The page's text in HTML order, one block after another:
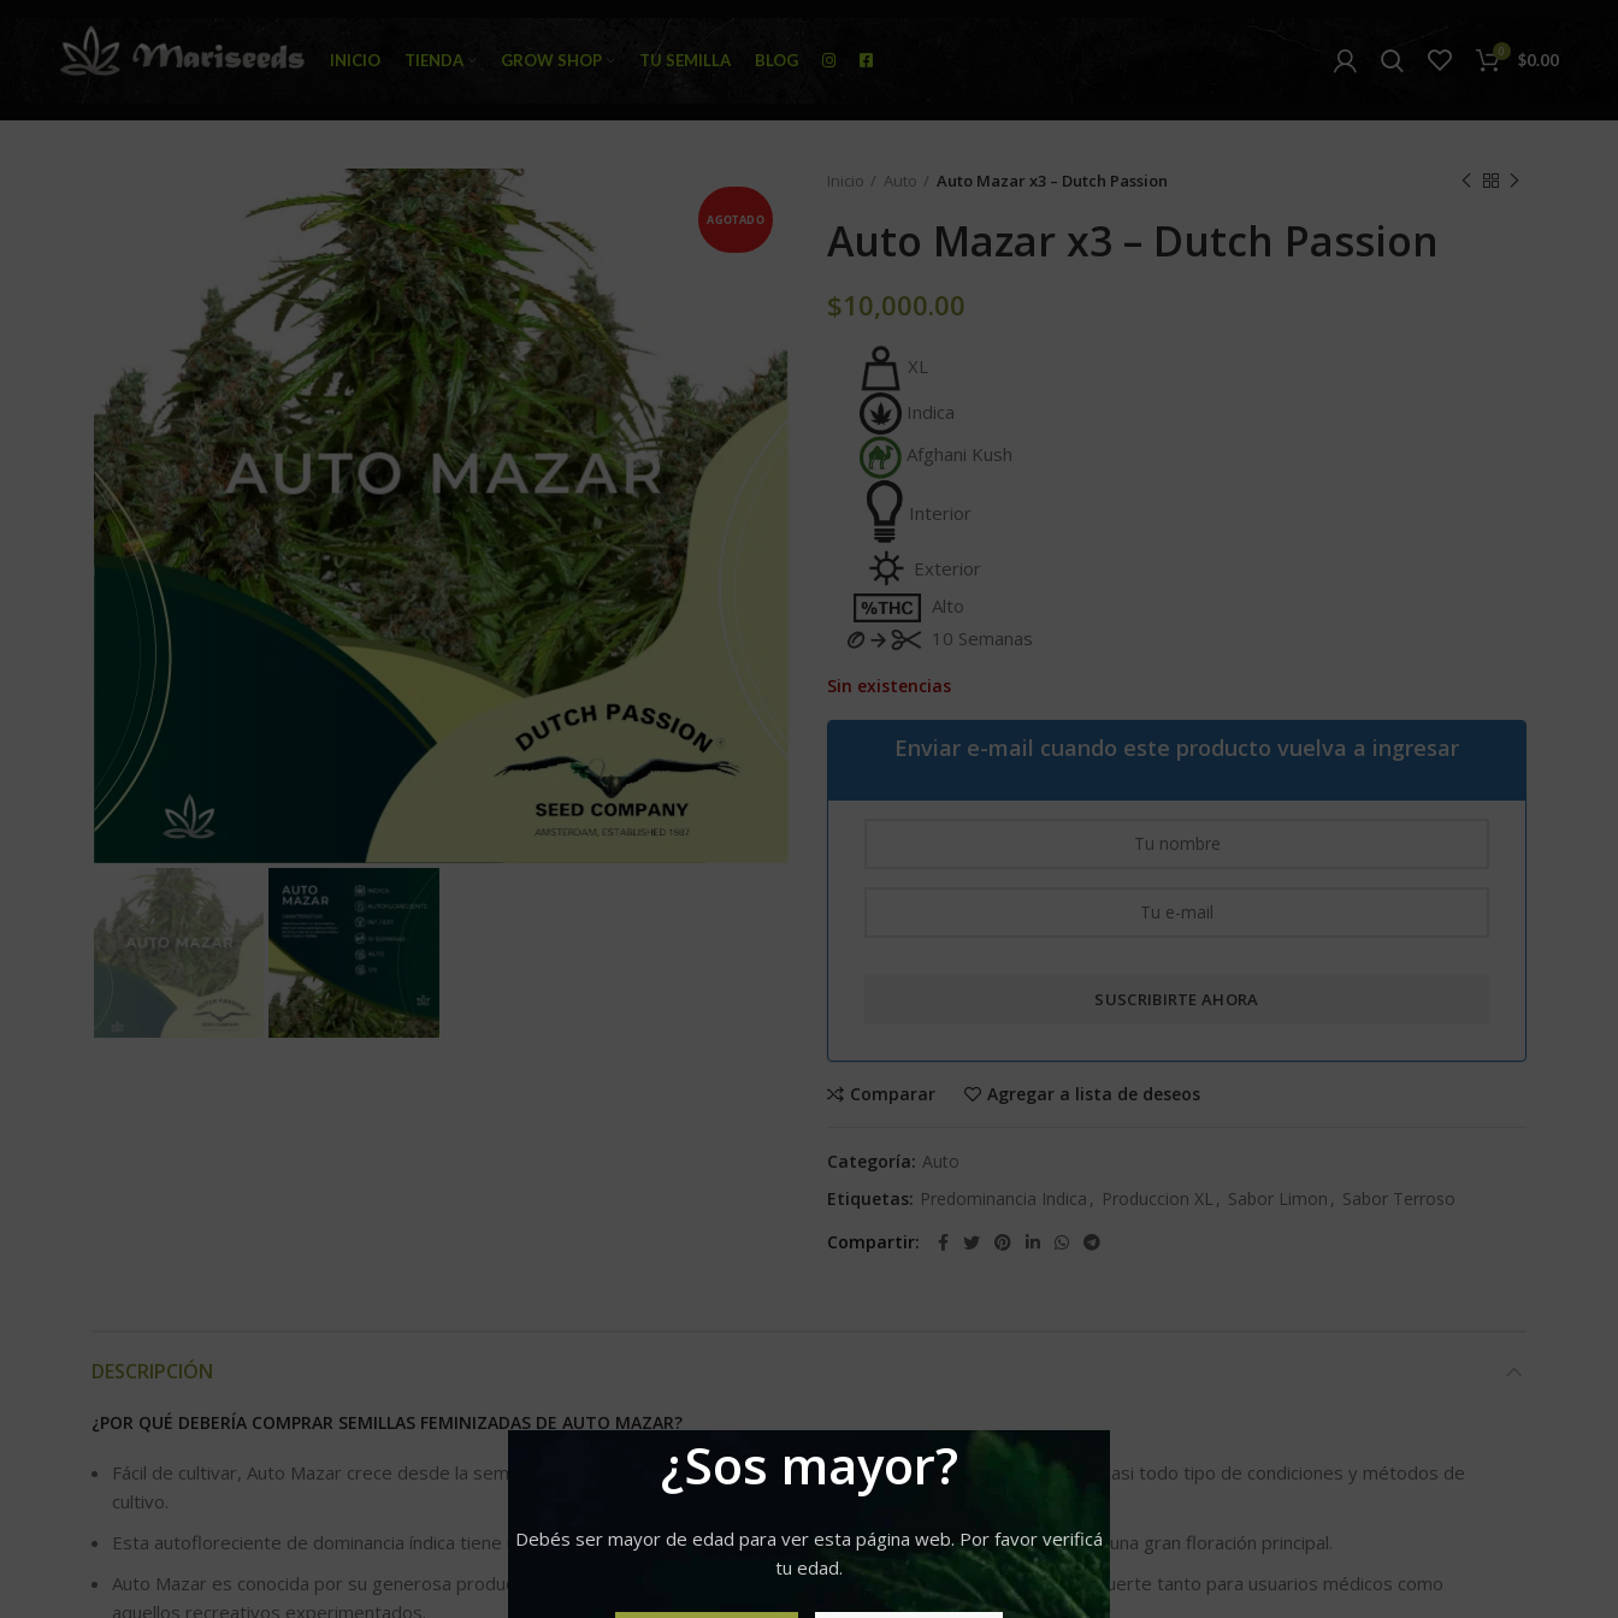
¿Sos mayor?
Debés ser mayor de edad para ver esta página web. Por favor verificá
tu edad.
INICIO TIENDA GROW SHOP TU SEMILLA BLOG 0 $0.00
AGOTADO
Inicio Auto Auto Mazar x3 – Dutch Passion
Auto Mazar x3 – Dutch Passion
$10,000.00
XL
Indica
Afghani Kush
Interior
Exterior
Alto
10 Semanas
Sin existencias
Enviar e-mail cuando este producto vuelva a ingresar
Comparar Agregar a lista de deseos
Categoría: Auto
Etiquetas: Predominancia Indica , Produccion XL , Sabor Limon , Sabor Terroso
Compartir
DESCRIPCIÓN
¿POR QUÉ DEBERÍA COMPRAR SEMILLAS FEMINIZADAS DE AUTO MAZAR?
Fácil de cultivar, Auto Mazar crece desde la semilla hasta la cosecha en aproximadamente 10 semanas. Crece rápido en casi todo tipo de condiciones y métodos de
cultivo.
Esta autofloreciente de dominancia índica tiene un desarrollo vigoroso con muchas ramas laterales gruesas y pesadas y una gran floración principal.
Auto Mazar es conocida por su generosa producción y su alta calidad, con un efecto potente que es lo suficientemente fuerte tanto para usuarios médicos como
aquellos recreativos experimentados.